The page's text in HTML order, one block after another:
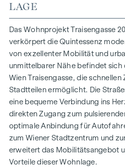
stilvolle Markenfliesen veredeln
Fußbodenheizung, gespeist
Fernwärme, für ein behagliches
Außenliegender, elektrischer
Klimaanlagen in den
gewährleisten ein angenehmes
den heißesten Tagen.
AUSSTATTUNG
Eichenparkettböden
Stilvolle Markenfliesen
Außenliegender, elektrischer
Klimaanlage im DG
LAGE
Das Wohnprojekt Traisengasse
verkörpert die Quintessenz
von exzellenter Mobilität und
unmittelbarer Nähe befindet
Wien Traisengasse, die
Stadtteilen ermöglicht. Die
eine bequeme Verbindung ins
direkten Zugang zum
optimale Anbindung für
zum Wiener Stadtzentrum und
erweitert das Mobilitätsangebot
Vorteile dieser Wohnlage.